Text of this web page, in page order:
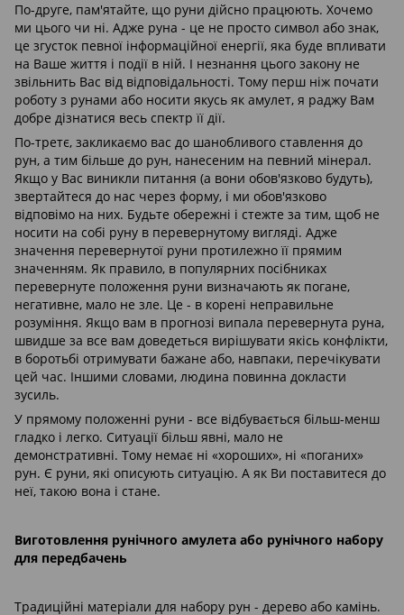
По-друге, пам'ятайте, що руни дійсно працюють. Хочемо
ми цього чи ні. Адже руна - це не просто символ або знак,
це згусток певної інформаційної енергії, яка буде впливати
на Ваше життя і події в ній. І незнання цього закону не
звільнить Вас від відповідальності. Тому перш ніж почати
роботу з рунами або носити якусь як амулет, я раджу Вам
добре дізнатися весь спектр її дії.
По-третє, закликаємо вас до шанобливого ставлення до
рун, а тим більше до рун, нанесеним на певний мінерал.
Якщо у Вас виникли питання (а вони обов'язково будуть),
звертайтеся до нас через форму, і ми обов'язково
відповімо на них. Будьте обережні і стежте за тим, щоб не
носити на собі руну в перевернутому вигляді. Адже
значення перевернутої руни протилежно її прямим
значенням. Як правило, в популярних посібниках
перевернуте положення руни визначають як погане,
негативне, мало не зле. Це - в корені неправильне
розуміння. Якщо вам в прогнозі випала перевернута руна,
швидше за все вам доведеться вирішувати якісь конфлікти,
в боротьбі отримувати бажане або, навпаки, перечікувати
цей час. Іншими словами, людина повинна докласти
зусиль.
У прямому положенні руни - все відбувається більш-менш
гладко і легко. Ситуації більш явні, мало не
демонстративні. Тому немає ні «хороших», ні «поганих»
рун. Є руни, які описують ситуацію. А як Ви поставитеся до
неї, такою вона і стане.
Виготовлення рунічного амулета або рунічного набору
для передбачень
Традиційні матеріали для набору рун - дерево або камінь.